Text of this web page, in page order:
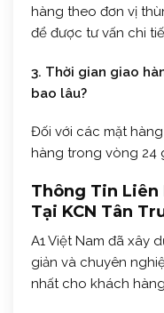
hàng theo đơn vị
để được tư vấn chi
3. Thời gian giao
bao lâu?
Đối với các mặt
hàng trong vòng 24
Thông Tin Liên
Tại KCN Tân
A1 Việt Nam đã xây
giản và chuyên
nhất cho khách hàng.